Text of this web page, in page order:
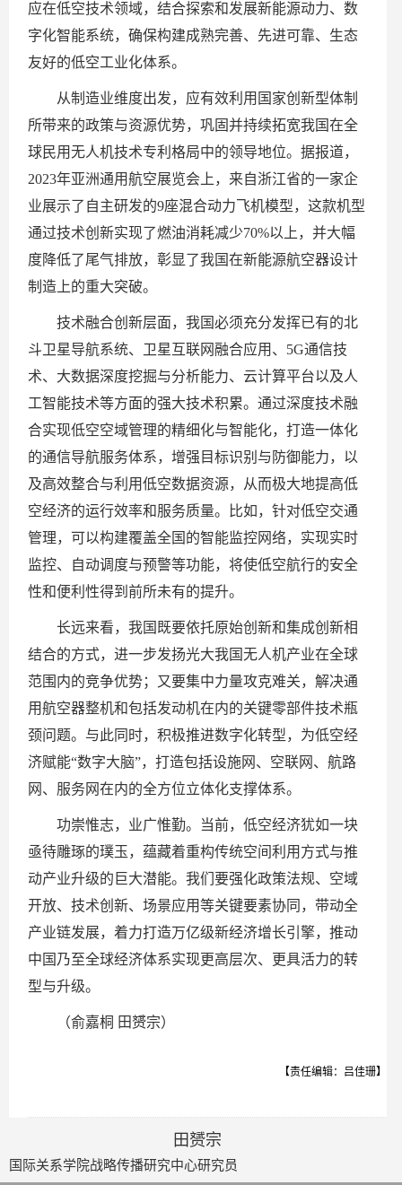
应在低空技术领域，结合探索和发展新能源动力、数
字化智能系统，确保构建成熟完善、先进可靠、生态
友好的低空工业化体系。
从制造业维度出发，应有效利用国家创新型体制
所带来的政策与资源优势，巩固并持续拓宽我国在全
球民用无人机技术专利格局中的领导地位。据报道，
2023年亚洲通用航空展览会上，来自浙江省的一家企
业展示了自主研发的9座混合动力飞机模型，这款机型
通过技术创新实现了燃油消耗减少70%以上，并大幅
度降低了尾气排放，彰显了我国在新能源航空器设计
制造上的重大突破。
技术融合创新层面，我国必须充分发挥已有的北
斗卫星导航系统、卫星互联网融合应用、5G通信技
术、大数据深度挖掘与分析能力、云计算平台以及人
工智能技术等方面的强大技术积累。通过深度技术融
合实现低空空域管理的精细化与智能化，打造一体化
的通信导航服务体系，增强目标识别与防御能力，以
及高效整合与利用低空数据资源，从而极大地提高低
空经济的运行效率和服务质量。比如，针对低空交通
管理，可以构建覆盖全国的智能监控网络，实现实时
监控、自动调度与预警等功能，将使低空航行的安全
性和便利性得到前所未有的提升。
长远来看，我国既要依托原始创新和集成创新相
结合的方式，进一步发扬光大我国无人机产业在全球
范围内的竞争优势；又要集中力量攻克难关，解决通
用航空器整机和包括发动机在内的关键零部件技术瓶
颈问题。与此同时，积极推进数字化转型，为低空经
济赋能“数字大脑”，打造包括设施网、空联网、航路
网、服务网在内的全方位立体化支撑体系。
功崇惟志，业广惟勤。当前，低空经济犹如一块
亟待雕琢的璞玉，蕴藏着重构传统空间利用方式与推
动产业升级的巨大潜能。我们要强化政策法规、空域
开放、技术创新、场景应用等关键要素协同，带动全
产业链发展，着力打造万亿级新经济增长引擎，推动
中国乃至全球经济体系实现更高层次、更具活力的转
型与升级。
（俞嘉桐 田赟宗）
【责任编辑：吕佳珊】
田赟宗
国际关系学院战略传播研究中心研究员